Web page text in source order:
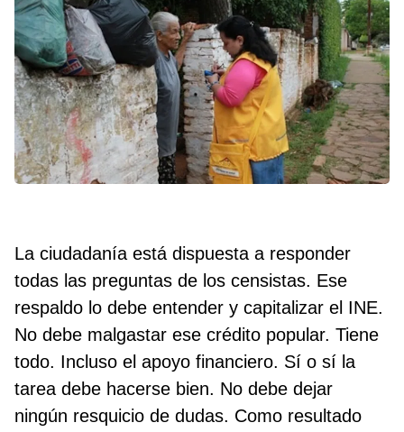
La ciudadanía está dispuesta a responder
todas las preguntas de los censistas. Ese
respaldo lo debe entender y capitalizar el INE.
No debe malgastar ese crédito popular. Tiene
todo. Incluso el apoyo financiero. Sí o sí la
tarea debe hacerse bien. No debe dejar
ningún resquicio de dudas. Como resultado